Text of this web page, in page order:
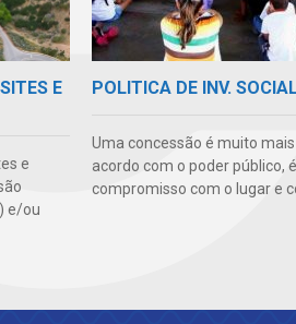
E
e
e/ou
POLITICA DE INV.
Uma concessão é muito
acordo com o poder público,
compromisso com o lugar e